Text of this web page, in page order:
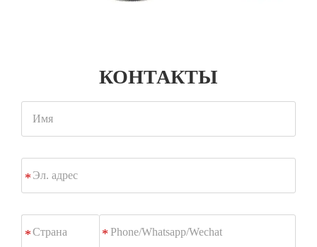
КОНТАКТЫ
*
адрес
*